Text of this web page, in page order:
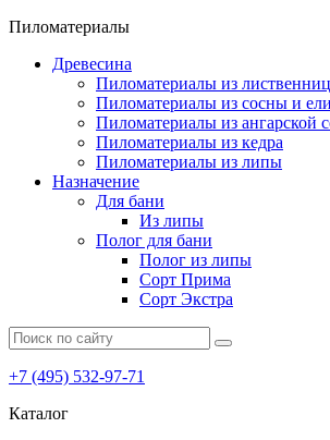
Пиломатериалы
Древесина
Пиломатериалы из
Пиломатериалы из сосны и ели
Пиломатериалы из ангарской
Пиломатериалы из кедра
Пиломатериалы из липы
Назначение
Для бани
Из липы
Полог для бани
Полог из липы
Сорт Прима
Сорт Экстра
+7 (495) 532-97-71
Каталог